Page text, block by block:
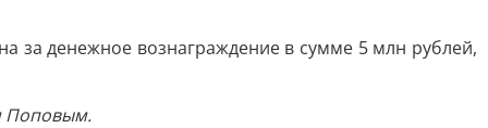
за денежное вознаграждение в сумме 5 млн рублей,
Поповым.